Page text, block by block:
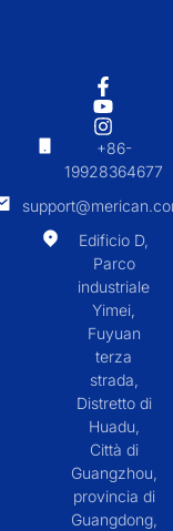
+86-
19928364677
Edificio D,
Parco
industriale
Yimei,
Fuyuan
terza
strada,
Distretto di
Huadu,
Città di
Guangzhou,
provincia di
Guangdong,